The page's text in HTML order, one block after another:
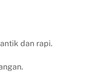
dan rapi.